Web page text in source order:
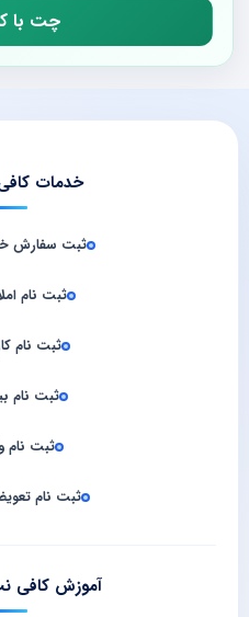
چت با
خدمات
ثبت سفارش
ثبت نام
ثبت نام
ثبت نام
ثبت نام
ثبت نام
آموزش کافی